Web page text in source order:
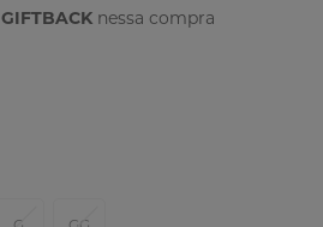
GIFTBACK nessa compra